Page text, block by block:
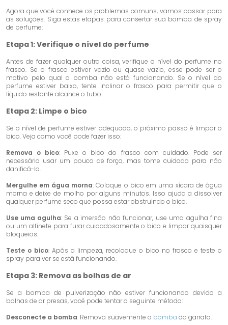
Agora que você conhece os problemas comuns, vamos passar para
as soluções. Siga estas etapas para consertar sua bomba de spray
de perfume:
Etapa 1: Verifique o nível do perfume
Antes de fazer qualquer outra coisa, verifique o nível do perfume no
frasco. Se o frasco estiver vazio ou quase vazio, esse pode ser o
motivo pelo qual a bomba não está funcionando. Se o nível do
perfume estiver baixo, tente inclinar o frasco para permitir que o
líquido restante alcance o tubo.
Etapa 2: Limpe o bico
Se o nível de perfume estiver adequado, o próximo passo é limpar o
bico. Veja como você pode fazer isso:
Remova o bico: Puxe o bico do frasco com cuidado. Pode ser
necessário usar um pouco de força, mas tome cuidado para não
danificá-lo.
Mergulhe em água morna: Coloque o bico em uma xícara de água
morna e deixe de molho por alguns minutos. Isso ajuda a dissolver
qualquer perfume seco que possa estar obstruindo o bico.
Use uma agulha: Se a imersão não funcionar, use uma agulha fina
ou um alfinete para furar cuidadosamente o bico e limpar quaisquer
bloqueios.
Teste o bico: Após a limpeza, recoloque o bico no frasco e teste o
spray para ver se está funcionando.
Etapa 3: Remova as bolhas de ar
Se a bomba de pulverização não estiver funcionando devido a
bolhas de ar presas, você pode tentar o seguinte método:
Desconecte a bomba: Remova suavemente o bomba da garrafa.